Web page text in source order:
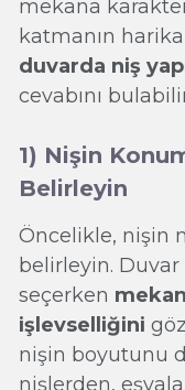
mekana
katmanın
duvarda niş
cevabını
1) Nişin
Belirleyin
Öncelikle, nişin
belirleyin.
seçerken
işlevselliğini
nişin boyutunu
nişlerden,